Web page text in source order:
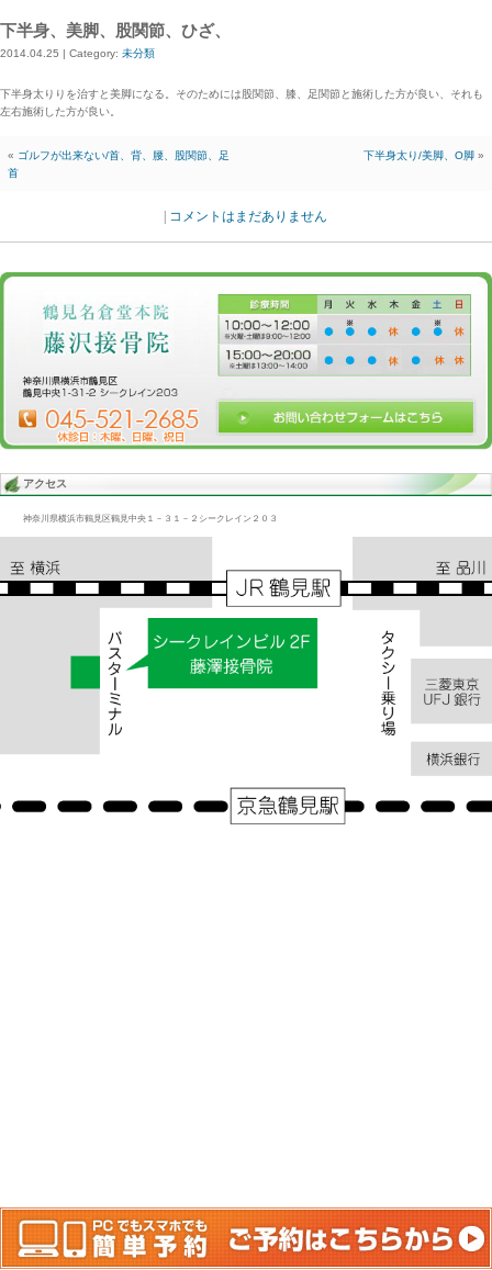
Blog記事一覧 > 未分類> 下半身、美脚、股関節、ひざ、
下半身、美脚、股関節、ひざ、
2014.04.25 | Category:未分類
下半身太りりを治すと美脚になる。そのためには股関節、膝、足関
« ゴルフが出来ない/首、背、腰、股関節、足
首
|コメントはまだありません